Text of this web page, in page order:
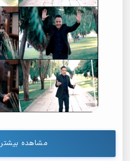
مشاهده بیشتر